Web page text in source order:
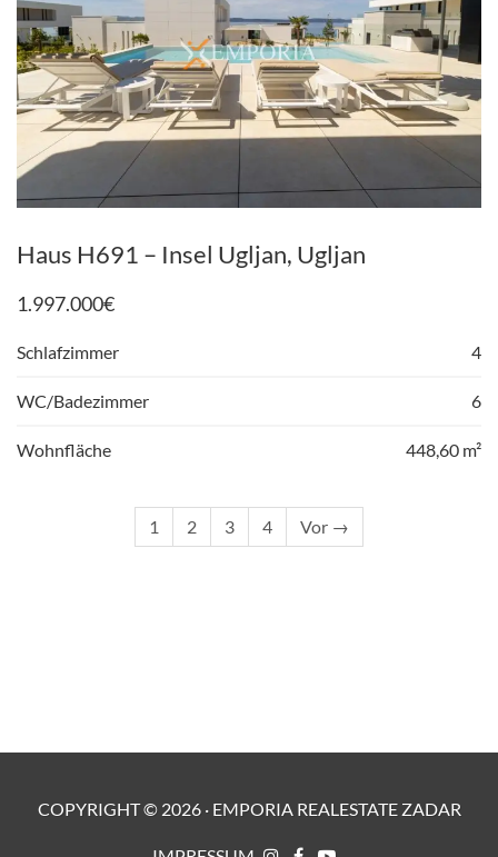
Haus H691 – Insel Ugljan, Ugljan
1.997.000€
Schlafzimmer 4
WC/Badezimmer 6
Wohnfläche 448,60 m²
1 2 3 4 Vor →
COPYRIGHT © 2026· EMPORIA REALESTATE ZADAR